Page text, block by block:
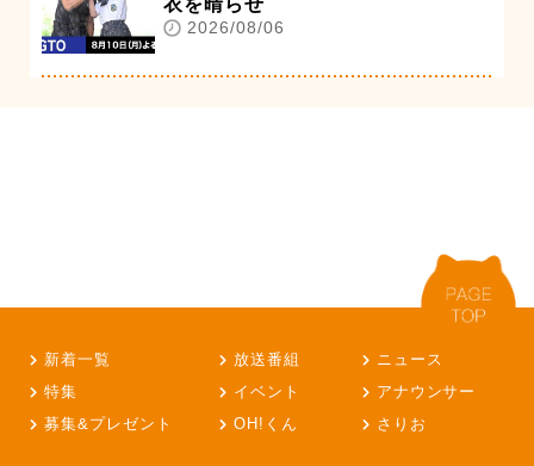
2026/08/06
新着一覧 放送番組
ニュース
特集
イベント
アナウンサー
募集&プレゼント
OH!くん さりお